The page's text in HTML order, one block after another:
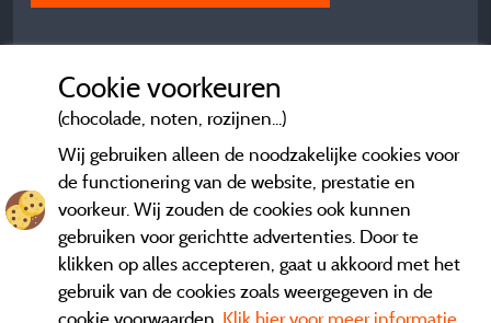
Cookie voorkeuren
(chocolade, noten, rozijnen...)
Wij gebruiken alleen de noodzakelijke cookies voor
de functionering van de website, prestatie en
voorkeur. Wij zouden de cookies ook kunnen
gebruiken voor gerichtte advertenties. Door te
klikken op alles accepteren, gaat u akkoord met het
gebruik van de cookies zoals weergegeven in de
cookie voorwaarden. Klik hier voor meer informatie